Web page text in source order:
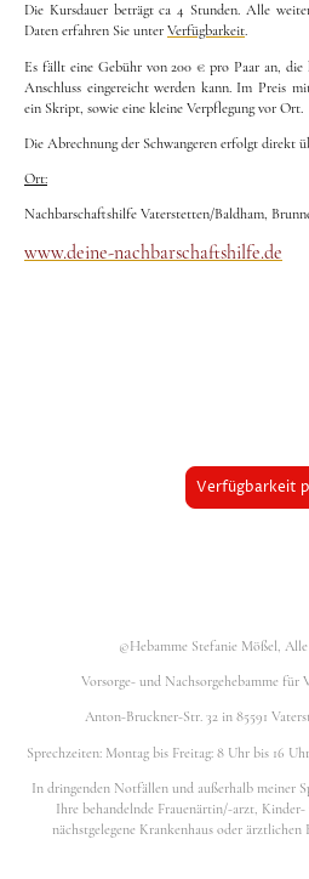
Die Kursdauer beträgt ca 4 Stunden. Alle
Daten erfahren Sie unter Verfügbarkeit.
Es fällt eine Gebühr von 200 € pro Paar an, die
Anschluss eingereicht werden kann. Im Preis
ein Skript, sowie eine kleine Verpflegung vor Ort.
Die Abrechnung der Schwangeren erfolgt direkt
Ort:
Nachbarschaftshilfe Vaterstetten/Baldham,
www.deine-nachbarschaftshilfe.de
Verfügbarkeit
©Hebamme Stefanie Mößel, Alle
Vorsorge- und Nachsorgehebamme für
Anton-Bruckner-Str. 32 in 85591
Sprechzeiten: Montag bis Freitag: 8 Uhr bis 16
In dringenden Notfällen und außerhalb meiner
Ihre behandelnde Frauenärtin/-arzt,
nächstgelegene Krankenhaus oder ärztlichen